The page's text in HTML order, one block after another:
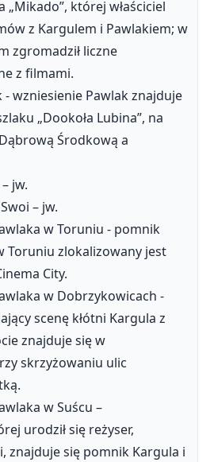
„Mikado”, której właściciel
z Kargulem i Pawlakiem; w
zgromadził liczne
z filmami.
- wzniesienie Pawlak znajduje
„Dookoła Lubina”, na
Środkową a
jw.
– jw.
w Toruniu - pomnik
Toruniu zlokalizowany jest
City.
w Dobrzykowicach -
scenę kłótni Kargula z
znajduje się w
skrzyżowaniu ulic
w Suścu –
urodził się reżyser,
znajduje się pomnik Kargula i